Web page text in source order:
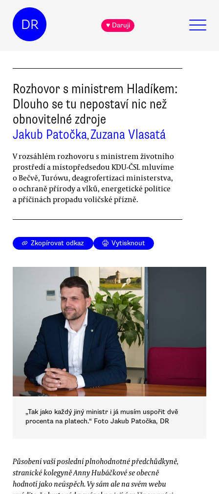
DR ♥ Daruji
Rozhovor s ministrem Hladíkem:
Dlouho se tu nepostaví nic než
obnovitelné zdroje
Jakub Patočka,Zuzana Vlasatá
V rozsáhlém rozhovoru s ministrem životního
prostředí a místopředsedou KDU-ČSL mluvíme
o Bečvě, Turówu, deagrofertizaci ministerstva,
o ochraně přírody a vlků, energetické politice
a příčinách propadu voličské přízně.
Zkopírovat odkaz Vytisknout
„Tak jako každý jiný ministr i já musím uspořit dvě
procenta na platech.“ Foto Jakub Patočka, DR
Působení vaší poslední plnohodnotné předchůdkyně,
stranické kolegyně Anny Hubáčkové se obecně
hodnotí jako neúspěch. Vy sám ale na svém webu